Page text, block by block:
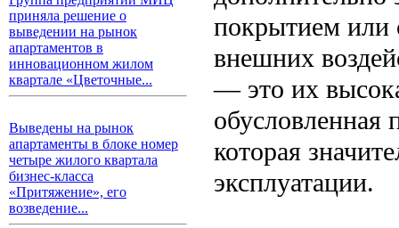
приняла решение о
выведении на рынок
апартаментов в
инновационном жилом
квартале «Цветочные...
Выведены на рынок
апартаменты в блоке номер
четыре жилого квартала
бизнес-класса
«Притяжение», его
возведение...
покрытием или
внешних
— это их
обусловленная
которая
эксплуатации.